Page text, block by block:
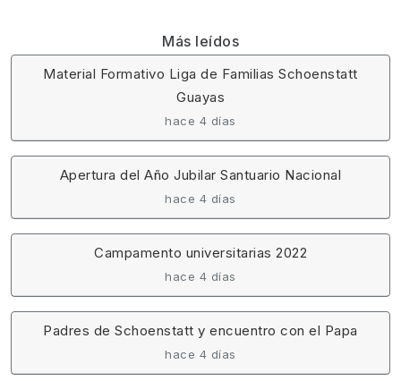
Más leídos
Material Formativo Liga de Familias Schoenstatt
Guayas
hace 4 días
Apertura del Año Jubilar Santuario Nacional
hace 4 días
Campamento universitarias 2022
hace 4 días
Padres de Schoenstatt y encuentro con el Papa
hace 4 días